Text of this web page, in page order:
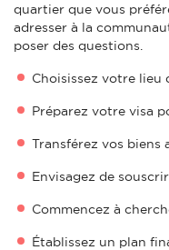
quartier que vous
adresser à la
poser des questions.
Choisissez votre lieu
Préparez votre visa
Transférez vos biens
Envisagez de
Commencez à
Établissez un plan